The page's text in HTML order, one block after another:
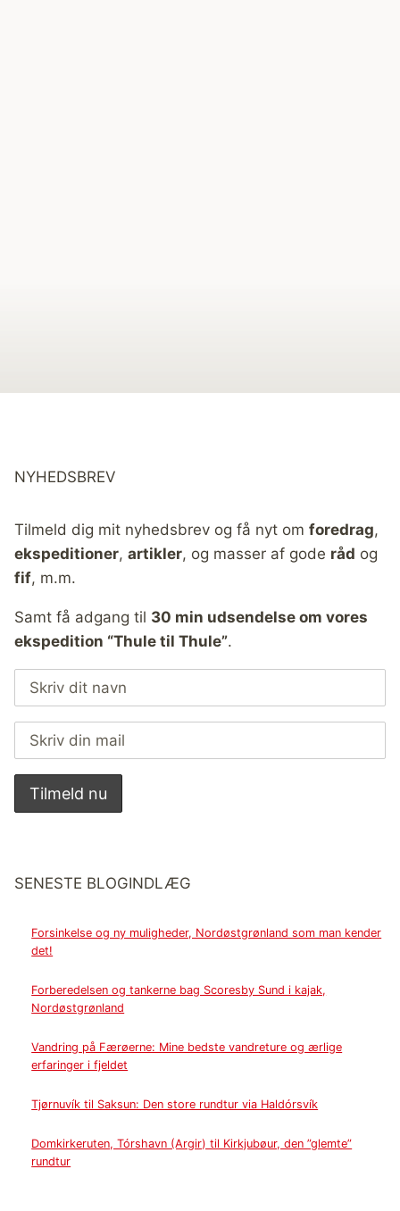
NYHEDSBREV
Tilmeld dig mit nyhedsbrev og få nyt om foredrag,
ekspeditioner, artikler, og masser af gode råd og
fif, m.m.
Samt få adgang til 30 min udsendelse om vores
ekspedition “Thule til Thule”.
SENESTE BLOGINDLÆG
Forsinkelse og ny muligheder, Nordøstgrønland som man kender
det!
Forberedelsen og tankerne bag Scoresby Sund i kajak,
Nordøstgrønland
Vandring på Færøerne: Mine bedste vandreture og ærlige
erfaringer i fjeldet
Tjørnuvík til Saksun: Den store rundtur via Haldórsvík
Domkirkeruten, Tórshavn (Argir) til Kirkjubøur, den ”glemte”
rundtur